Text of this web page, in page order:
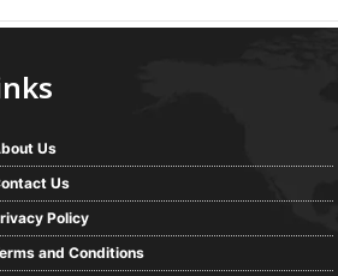
Us
Us
Policy
and Conditions